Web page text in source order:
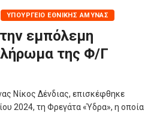
ΥΠΟΥΡΓΕΊΟ ΕΘΝΙΚΉΣ ΆΜΥΝΑΣ
εμπόλεμη
της Φ/Γ
Νίκος Δένδιας, επισκέφθηκε
2024, τη Φρεγάτα «Ύδρα», η οποία